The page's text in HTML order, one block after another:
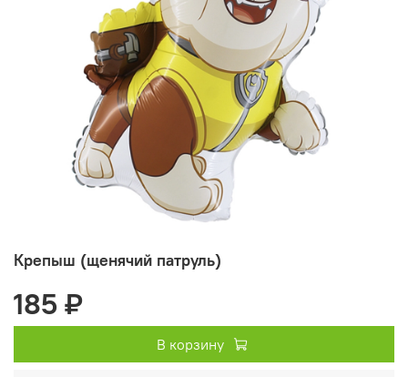
Крепыш (щенячий патруль)
185 ₽
В корзину